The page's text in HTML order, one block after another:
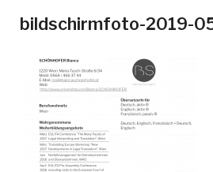
bildschirmfoto-2019-